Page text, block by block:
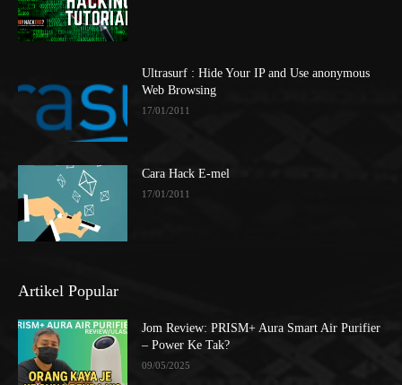
Ultrasurf : Hide Your IP and Use anonymous
Web Browsing
17/01/2011
Cara Hack E-mel
17/01/2011
Artikel Popular
Jom Review: PRISM+ Aura Smart Air Purifier
– Power Ke Tak?
09/05/2025